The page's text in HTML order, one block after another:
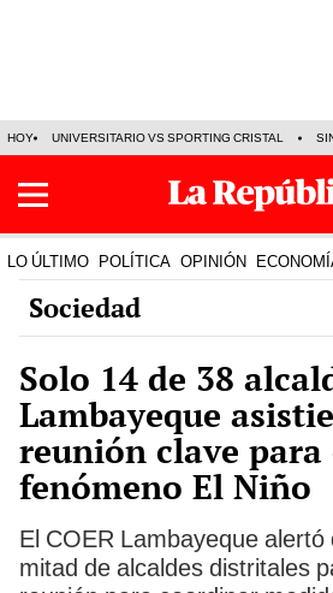
HOY UNIVERSITARIO VS SPORTING CRISTAL
LO ÚLTIMO POLÍTICA OPINIÓN
Sociedad
Solo 14 de 38
Lambayeque
reunión clave
fenómeno El Niño
El COER Lambayeque
mitad de alcaldes distritales